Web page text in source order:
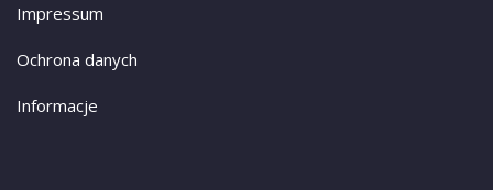
Impressum
Ochrona danych
Informacje